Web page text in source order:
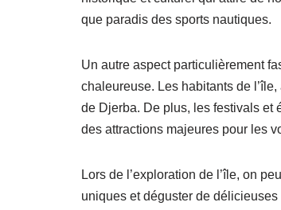
que paradis des sports nautiques.
Un autre aspect particulièrement
chaleureuse. Les habitants de
de Djerba. De plus, les festivals et
des attractions majeures pour les
Lors de l’exploration de l’île, on
uniques et déguster de